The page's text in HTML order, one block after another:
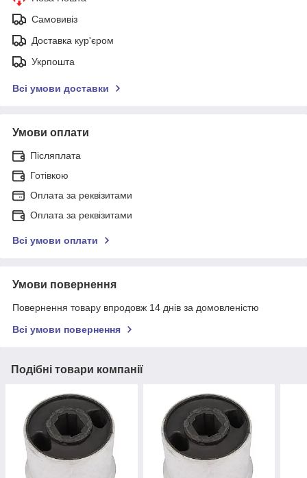
Самовивіз
Доставка кур'єром
Укрпошта
Всі умови доставки
Умови оплати
Післяплата
Готівкою
Оплата за реквізитами
Оплата за реквізитами
Всі умови оплати
Умови повернення
Повернення товару впродовж 14 днів за домовленістю
Всі умови повернення
Подібні товари компанії